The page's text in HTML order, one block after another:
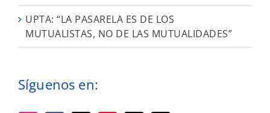
UPTA: “LA PASARELA ES DE LOS
MUTUALISTAS, NO DE LAS MUTUALIDADES”
Síguenos en: